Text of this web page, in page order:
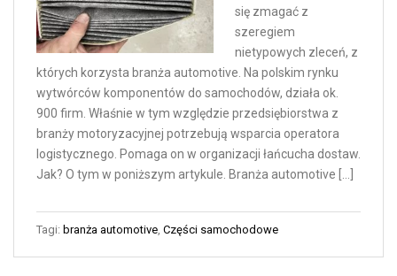
się zmagać z
szeregiem
nietypowych zleceń, z
których korzysta branża automotive. Na polskim rynku
wytwórców komponentów do samochodów, działa ok.
900 firm. Właśnie w tym względzie przedsiębiorstwa z
branży motoryzacyjnej potrzebują wsparcia operatora
logistycznego. Pomaga on w organizacji łańcucha dostaw.
Jak? O tym w poniższym artykule. Branża automotive […]
Tagi: branża automotive, Części samochodowe